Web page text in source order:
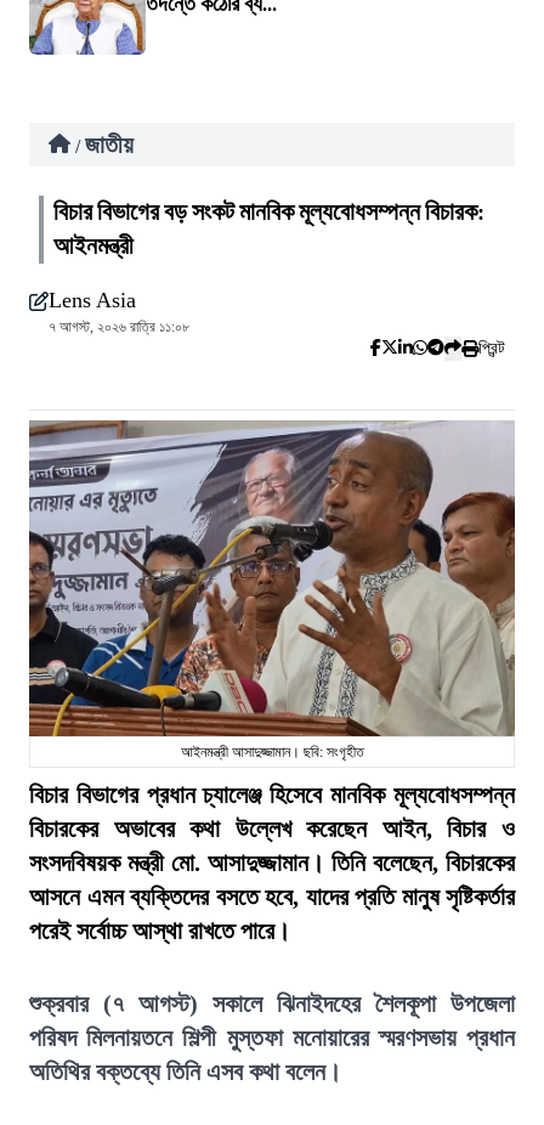
/ জাতীয়
বিচার বিভাগের বড় সংকট মানবিক মূল্যবোধসম্পন্ন বিচারক:
আইনমন্ত্রী
Lens Asia
৭ আগস্ট, ২০২৬ রাত্রি ১১:০৮
প্রিন্ট
আইনমন্ত্রী আসাদুজ্জামান। ছবি: সংগৃহীত
বিচার বিভাগের প্রধান চ্যালেঞ্জ হিসেবে মানবিক মূল্যবোধসম্পন্ন
বিচারকের অভাবের কথা উল্লেখ করেছেন আইন, বিচার ও
সংসদবিষয়ক মন্ত্রী মো. আসাদুজ্জামান। তিনি বলেছেন, বিচারকের
আসনে এমন ব্যক্তিদের বসতে হবে, যাদের প্রতি মানুষ সৃষ্টিকর্তার
পরেই সর্বোচ্চ আস্থা রাখতে পারে।
শুক্রবার (৭ আগস্ট) সকালে ঝিনাইদহের শৈলকূপা উপজেলা
পরিষদ মিলনায়তনে শিল্পী মুস্তফা মনোয়ারের স্মরণসভায় প্রধান
অতিথির বক্তব্যে তিনি এসব কথা বলেন।